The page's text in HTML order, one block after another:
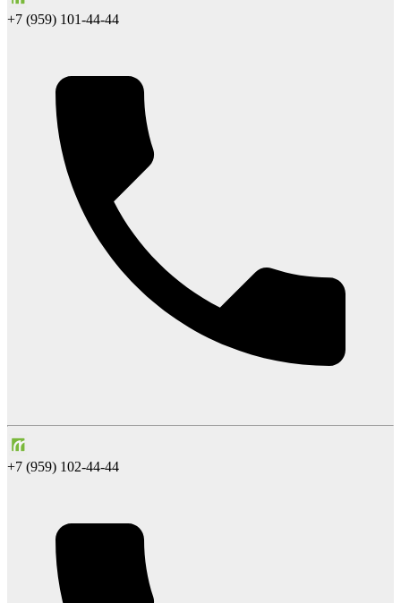
+7 (959) 101-44-44
+7 (959) 102-44-44